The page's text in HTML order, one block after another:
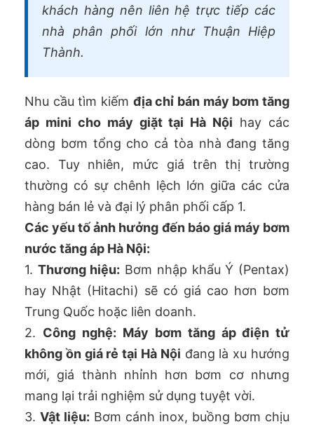
khách hàng nên liên hệ trực tiếp các
nhà phân phối lớn như Thuận Hiệp
Thành.
Nhu cầu tìm kiếm địa chỉ bán máy bơm tăng
áp mini cho máy giặt tại Hà Nội hay các
dòng bơm tổng cho cả tòa nhà đang tăng
cao. Tuy nhiên, mức giá trên thị trường
thường có sự chênh lệch lớn giữa các cửa
hàng bán lẻ và đại lý phân phối cấp 1.
Các yếu tố ảnh hưởng đến báo giá máy bơm
nước tăng áp Hà Nội:
1. Thương hiệu: Bơm nhập khẩu Ý (Pentax)
hay Nhật (Hitachi) sẽ có giá cao hơn bơm
Trung Quốc hoặc liên doanh.
2. Công nghệ: Máy bơm tăng áp điện tử
không ồn giá rẻ tại Hà Nội đang là xu hướng
mới, giá thành nhỉnh hơn bơm cơ nhưng
mang lại trải nghiệm sử dụng tuyệt vời.
3. Vật liệu: Bơm cánh inox, buồng bơm chịu